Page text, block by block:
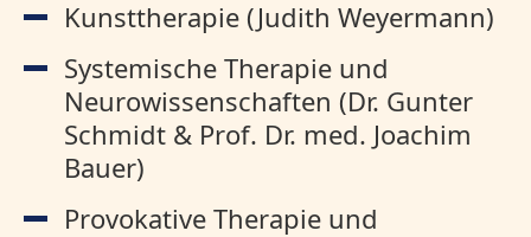
Kunsttherapie (Judith Weyermann)
Systemische Therapie und
Neurowissenschaften (Dr. Gunter
Schmidt & Prof. Dr. med. Joachim
Bauer)
Provokative Therapie und